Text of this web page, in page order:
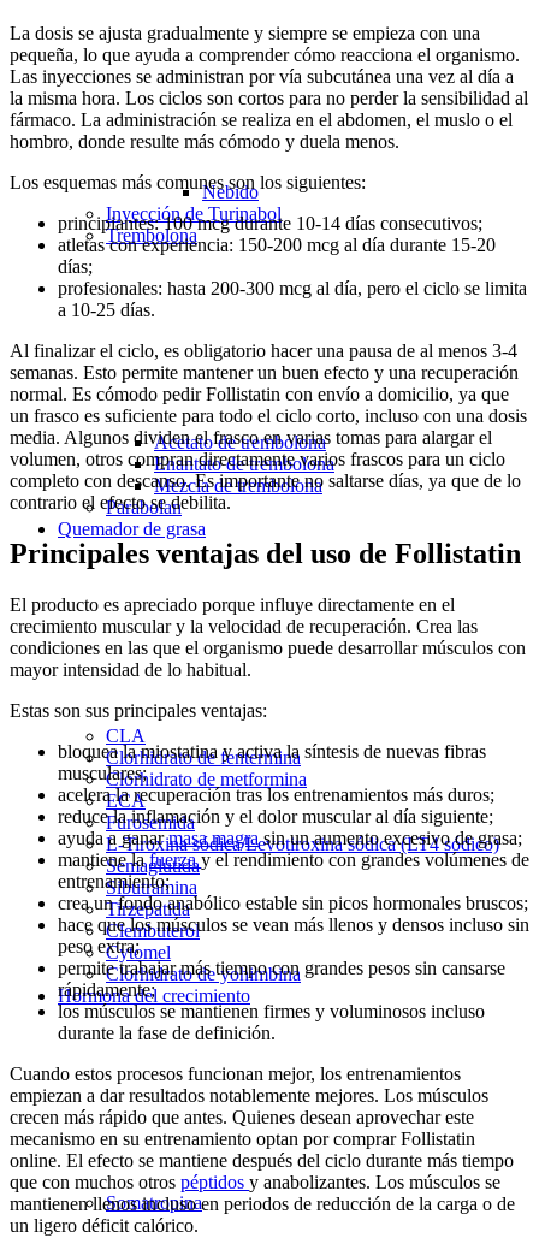
Nebido
Inyección de Turinabol
Trembolona
Acetato de trembolona
Enantato de trembolona
Mezcla de trembolona
Parabolan
Quemador de grasa
CLA
Clorhidrato de fentermina
Clorhidrato de metformina
ECA
Furosemida
L-Tiroxina sódica/Levotiroxina sódica (LT4 sódico)
Semaglutida
Sibutramina
Tirzepatida
Clembuterol
Cytomel
Clorhidrato de yohimbina
Hormona del crecimiento
Somatropina
La dosis se ajusta gradualmente y siempre se empieza con una
pequeña, lo que ayuda a comprender cómo reacciona el organismo.
Las inyecciones se administran por vía subcutánea una vez al día a
la misma hora. Los ciclos son cortos para no perder la sensibilidad al
fármaco. La administración se realiza en el abdomen, el muslo o el
hombro, donde resulte más cómodo y duela menos.
Los esquemas más comunes son los siguientes:
principiantes: 100 mcg durante 10-14 días consecutivos;
atletas con experiencia: 150-200 mcg al día durante 15-20
días;
profesionales: hasta 200-300 mcg al día, pero el ciclo se limita
a 10-25 días.
Al finalizar el ciclo, es obligatorio hacer una pausa de al menos 3-4
semanas. Esto permite mantener un buen efecto y una recuperación
normal. Es cómodo pedir Follistatin con envío a domicilio, ya que
un frasco es suficiente para todo el ciclo corto, incluso con una dosis
media. Algunos dividen el frasco en varias tomas para alargar el
volumen, otros compran directamente varios frascos para un ciclo
completo con descanso. Es importante no saltarse días, ya que de lo
contrario el efecto se debilita.
Principales ventajas del uso de Follistatin
El producto es apreciado porque influye directamente en el
crecimiento muscular y la velocidad de recuperación. Crea las
condiciones en las que el organismo puede desarrollar músculos con
mayor intensidad de lo habitual.
Estas son sus principales ventajas:
bloquea la miostatina y activa la síntesis de nuevas fibras
musculares;
acelera la recuperación tras los entrenamientos más duros;
reduce la inflamación y el dolor muscular al día siguiente;
ayuda a ganarmasa magrasin un aumento excesivo de grasa;
mantiene lafuerzay el rendimiento con grandes volúmenes de
entrenamiento;
crea un fondo anabólico estable sin picos hormonales bruscos;
hace que los músculos se vean más llenos y densos incluso sin
peso extra;
permite trabajar más tiempo con grandes pesos sin cansarse
rápidamente;
los músculos se mantienen firmes y voluminosos incluso
durante la fase de definición.
Cuando estos procesos funcionan mejor, los entrenamientos
empiezan a dar resultados notablemente mejores. Los músculos
crecen más rápido que antes. Quienes desean aprovechar este
mecanismo en su entrenamiento optan por comprar Follistatin
online. El efecto se mantiene después del ciclo durante más tiempo
que con muchos otros péptidos y anabolizantes. Los músculos se
mantienen llenos incluso en periodos de reducción de la carga o de
un ligero déficit calórico.